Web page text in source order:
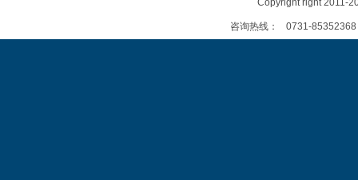
Copyright right 2011-
咨询热线： 0731-85352368